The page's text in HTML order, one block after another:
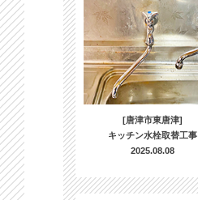
[唐津市東唐津]
キッチン水栓取替工事
2025.08.08